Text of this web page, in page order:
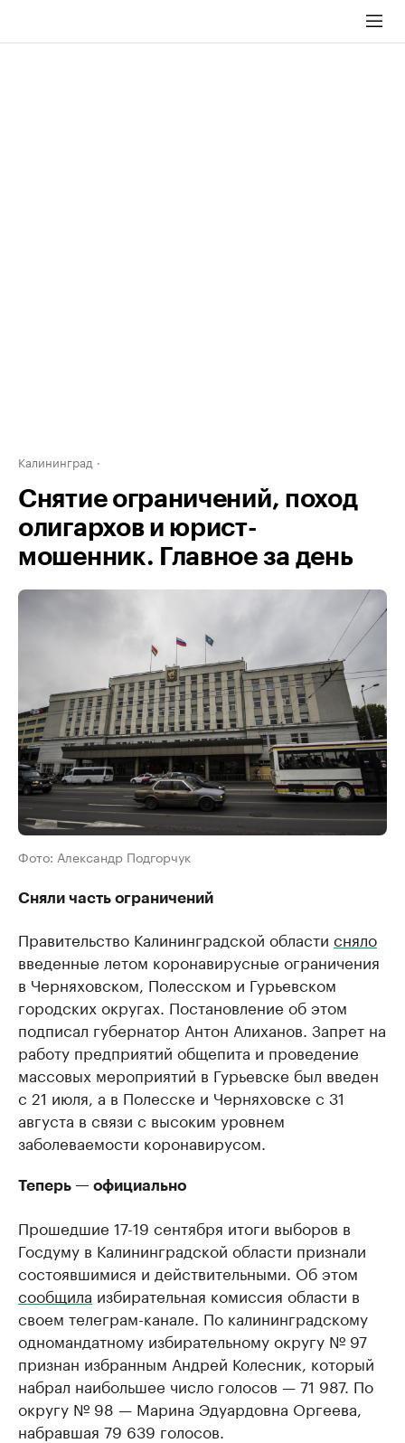
Калининград
Снятие ограничений, поход
олигархов и юрист-
мошенник. Главное за день
Фото: Александр Подгорчук
Сняли часть ограничений
Правительство Калининградской области сняло
введенные летом коронавирусные ограничения
в Черняховском, Полесском и Гурьевском
городских округах. Постановление об этом
подписал губернатор Антон Алиханов. Запрет на
работу предприятий общепита и проведение
массовых мероприятий в Гурьевске был введен
с 21 июля, а в Полесске и Черняховске с 31
августа в связи с высоким уровнем
заболеваемости коронавирусом.
Теперь — официально
Прошедшие 17-19 сентября итоги выборов в
Госдуму в Калининградской области признали
состоявшимися и действительными. Об этом
сообщила избирательная комиссия области в
своем телеграм-канале. По калининградскому
одномандатному избирательному округу № 97
признан избранным Андрей Колесник, который
набрал наибольшее число голосов — 71 987. По
округу № 98 — Марина Эдуардовна Оргеева,
набравшая 79 639 голосов.